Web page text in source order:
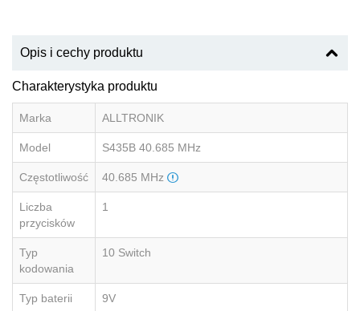
Opis i cechy produktu
Charakterystyka produktu
Marka ALLTRONIK
Model S435B 40.685 MHz
Częstotliwość 40.685 MHz
Liczba
przycisków
1
Typ
kodowania
10 Switch
Typ baterii 9V